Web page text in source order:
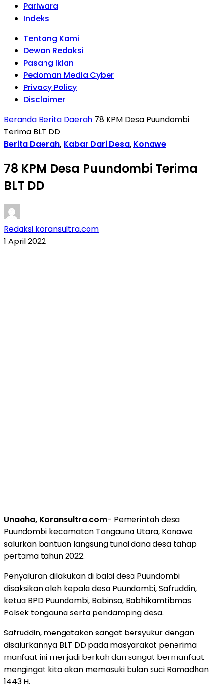
Pariwara
Indeks
Tentang Kami
Dewan Redaksi
Pasang Iklan
Pedoman Media Cyber
Privacy Policy
Disclaimer
Beranda Berita Daerah 78 KPM Desa Puundombi
Terima BLT DD
Berita Daerah, Kabar Dari Desa, Konawe
78 KPM Desa Puundombi Terima
BLT DD
Redaksi koransultra.com
1 April 2022
Unaaha, Koransultra.com– Pemerintah desa
Puundombi kecamatan Tongauna Utara, Konawe
salurkan bantuan langsung tunai dana desa tahap
pertama tahun 2022.
Penyaluran dilakukan di balai desa Puundombi
disaksikan oleh kepala desa Puundombi, Safruddin,
ketua BPD Puundombi, Babinsa, Babhikamtibmas
Polsek tongauna serta pendamping desa.
Safruddin, mengatakan sangat bersyukur dengan
disalurkannya BLT DD pada masyarakat penerima
manfaat ini menjadi berkah dan sangat bermanfaat
mengingat kita akan memasuki bulan suci Ramadhan
1443 H.